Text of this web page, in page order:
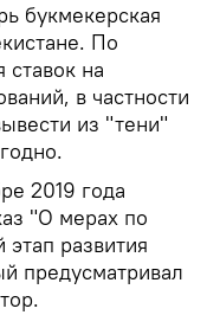
букмекерская
По
ставок на
в частности
из "тени"
2019 года
"О мерах по
развития
предусматривал